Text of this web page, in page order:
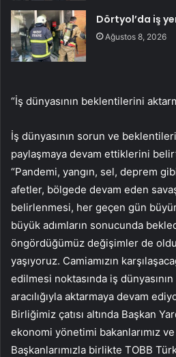
Dörtyol’da iş
Ağustos 8, 2026
“İş dünyasının beklentilerini
İş dünyasının sorun ve
paylaşmaya devam ettiklerini
“Pandemi, yangın, sel, deprem
afetler, bölgede devam eden
belirlenmesi, her geçen gün
büyük adımların sonucunda
öngördüğümüz değişimler de
yaşıyoruz. Camiamızın
edilmesi noktasında iş
aracılığıyla aktarmaya devam
Birliğimiz çatısı altında Başkan
ekonomi yönetimi bakanlarımız
Başkanlarımızla birlikte TOBB